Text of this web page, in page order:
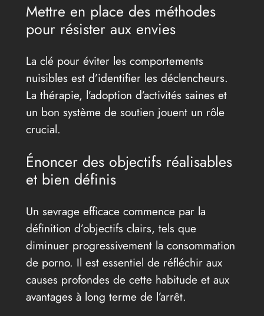
Mettre en place des méthodes
pour résister aux envies
La clé pour éviter les comportements
nuisibles est d’identifier les déclencheurs.
La thérapie, l’adoption d’activités saines et
un bon système de soutien jouent un rôle
crucial.
Énoncer des objectifs réalisables
et bien définis
Un sevrage efficace commence par la
définition d’objectifs clairs, tels que
diminuer progressivement la consommation
de porno. Il est essentiel de réfléchir aux
causes profondes de cette habitude et aux
avantages à long terme de l’arrêt.